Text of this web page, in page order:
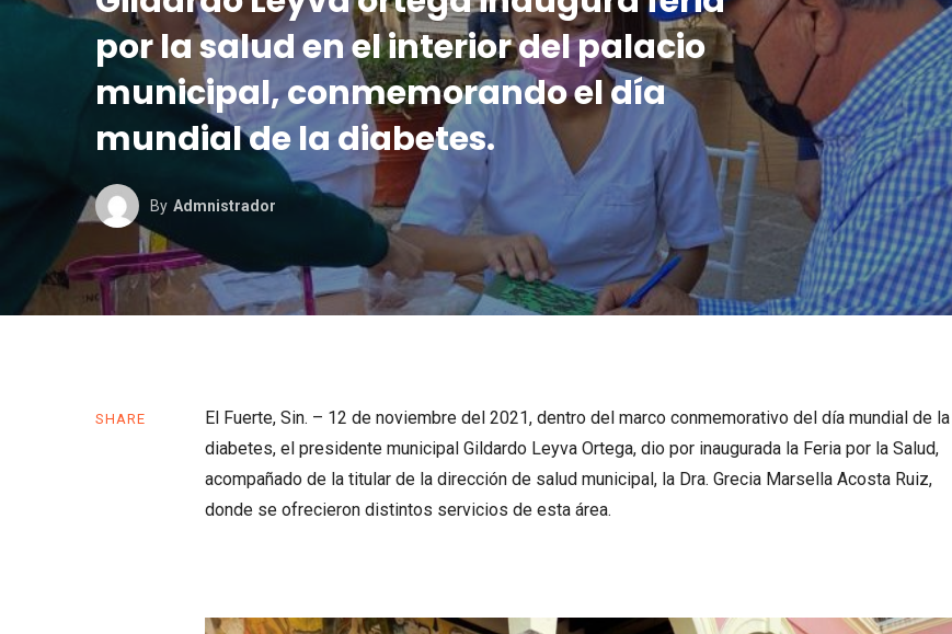
por la salud en el interior del palacio
municipal, conmemorando el día
mundial de la diabetes.
By Admnistrador
SHARE
El Fuerte, Sin. – 12 de noviembre del 2021, dentro del marco conmemorativo del día mundial de la
diabetes, el presidente municipal Gildardo Leyva Ortega, dio por inaugurada la Feria por la Salud,
acompañado de la titular de la dirección de salud municipal, la Dra. Grecia Marsella Acosta Ruiz,
donde se ofrecieron distintos servicios de esta área.